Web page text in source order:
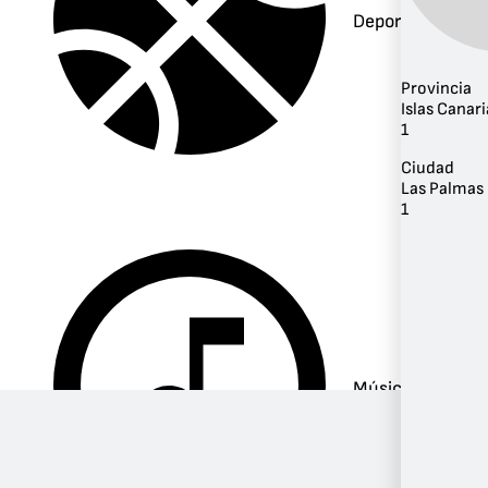
Deportes
Música
Provincia
Islas
1
Ciudad
Las
1